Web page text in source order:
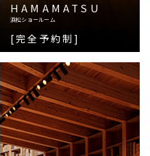
HAMAMATSU
浜松ショールーム
[完全予約制]